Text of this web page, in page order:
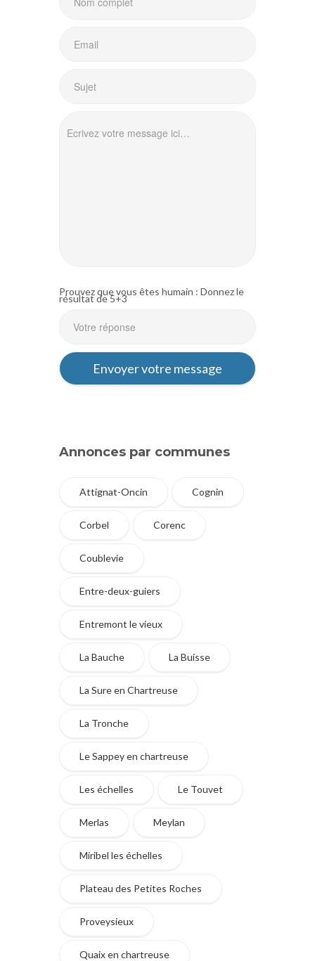
Prouvez que vous êtes humain : Donnez le
résultat de 5+3
Annonces par communes
Attignat-Oncin Cognin
Corbel Corenc
Coublevie
Entre-deux-guiers
Entremont le vieux
La Bauche La Buisse
La Sure en Chartreuse
La Tronche
Le Sappey en chartreuse
Les échelles Le Touvet
Merlas Meylan
Miribel les échelles
Plateau des Petites Roches
Proveysieux
Quaix en chartreuse